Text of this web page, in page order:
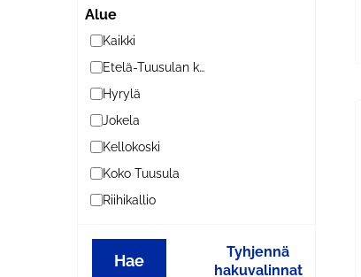
Alue
Kaikki
Etelä-Tuusulan kylät
Hyrylä
Jokela
Kellokoski
Koko Tuusula
Riihikallio
Hae
Tyhjennä
hakuvalinnat